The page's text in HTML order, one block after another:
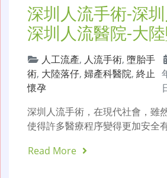
深圳人流手術-深
深圳人流醫院-大
人工流產, 人流手術, 墮胎手
術, 大陸落仔, 婦產科醫院, 終止
懷孕
深圳人流手術，在現代社會，雖
使得許多醫療程序變得更加安全
Read More